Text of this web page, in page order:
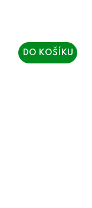
DO KOŠÍKU